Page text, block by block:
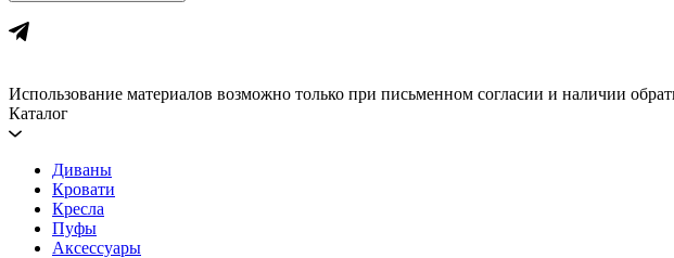
Использование материалов возможно только при письменном согласии и наличии
Каталог
Диваны
Кровати
Кресла
Пуфы
Аксессуары